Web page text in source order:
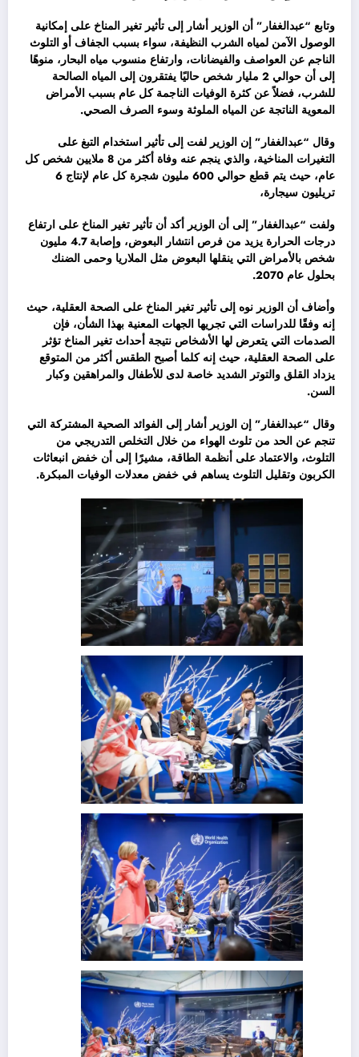
وتابع “عبدالغفار” أن الوزير أشار إلى تأثير تغير المناخ على إمكانية
الوصول الآمن لمياه الشرب النظيفة، سواء بسبب الجفاف أو التلوث
الناجم عن العواصف والفيضانات، وارتفاع منسوب مياه البحار، منوهًا
إلى أن حوالي 2 مليار شخص حاليًا يفتقرون إلى المياه الصالحة
للشرب، فضلاً عن كثرة الوفيات الناجمة كل عام بسبب الأمراض
المعوية الناتجة عن المياه الملوثة وسوء الصرف الصحي.
وقال “عبدالغفار” إن الوزير لفت إلى تأثير استخدام التبغ على
التغيرات المناخية، والذي ينجم عنه وفاة أكثر من 8 ملايين شخص كل
عام، حيث يتم قطع حوالي 600 مليون شجرة كل عام لإنتاج 6
تريليون سيجارة،
ولفت “عبدالغفار” إلى أن الوزير أكد أن تأثير تغير المناخ على ارتفاع
درجات الحرارة يزيد من فرص انتشار البعوض، وإصابة 4.7 مليون
شخص بالأمراض التي ينقلها البعوض مثل الملاريا وحمى الضنك
بحلول عام 2070.
وأضاف أن الوزير نوه إلى تأثير تغير المناخ على الصحة العقلية، حيث
إنه وفقًا للدراسات التي تجريها الجهات المعنية بهذا الشأن، فإن
الصدمات التي يتعرض لها الأشخاص نتيجة أحداث تغير المناخ تؤثر
على الصحة العقلية، حيث إنه كلما أصبح الطقس أكثر من المتوقع
يزداد القلق والتوتر الشديد خاصة لدى للأطفال والمراهقين وكبار
السن.
وقال “عبدالغفار” إن الوزير أشار إلى الفوائد الصحية المشتركة التي
تنجم عن الحد من تلوث الهواء من خلال التخلص التدريجي من
التلوث، والاعتماد على أنظمة الطاقة، مشيرًا إلى أن خفض انبعاثات
الكربون وتقليل التلوث يساهم في خفض معدلات الوفيات المبكرة.